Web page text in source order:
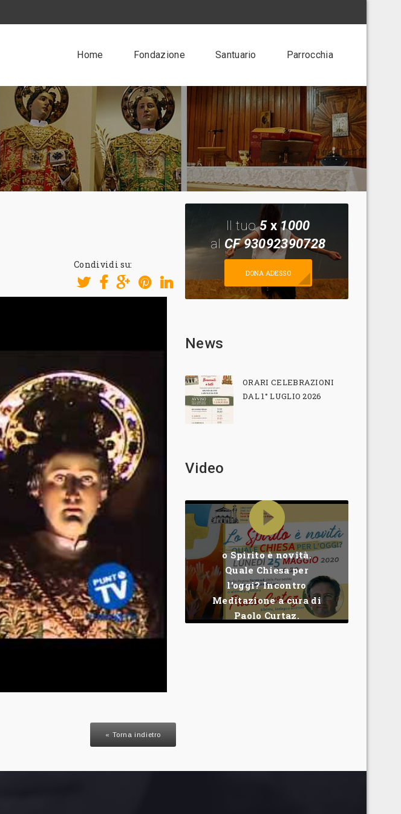
Home Fondazione Santuario Parrocchia
Condividi su:
« Torna indietro
Il tuo5x1000
al CF 93092390728
DONA ADESSO
News
ORARI CELEBRAZIONI
DAL 1° LUGLIO 2026
Video
o Spirito è novità.
Quale Chiesa per
l'oggi? Incontro
Meditazione a cura di
Paolo Curtaz.